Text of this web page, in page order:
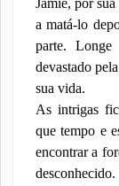
Jamie, por
a matá-lo
parte.
devastado
sua vida.
As intrigas
que tempo e
encontrar a